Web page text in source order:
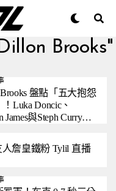
Brooks"
盤點「五大抱怨
Luka Doncic、
James與Steph Curry皆
人詹皇鐵粉 Tylil 直播